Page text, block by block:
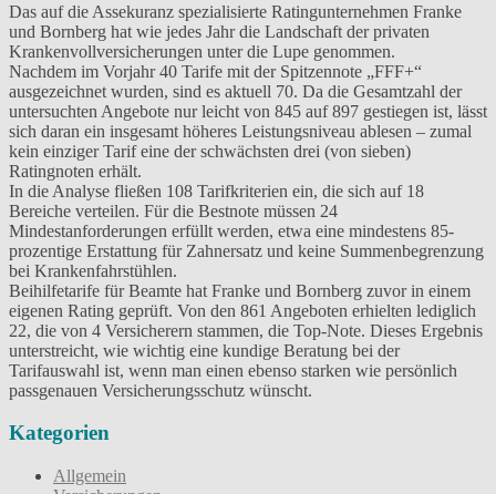
Das auf die Assekuranz spezialisierte Ratingunternehmen Franke
und Bornberg hat wie jedes Jahr die Landschaft der privaten
Krankenvollversicherungen unter die Lupe genommen.
Nachdem im Vorjahr 40 Tarife mit der Spitzennote „FFF+“
ausgezeichnet wurden, sind es aktuell 70. Da die Gesamtzahl der
untersuchten Angebote nur leicht von 845 auf 897 gestiegen ist, lässt
sich daran ein insgesamt höheres Leistungsniveau ablesen – zumal
kein einziger Tarif eine der schwächsten drei (von sieben)
Ratingnoten erhält.
In die Analyse fließen 108 Tarifkriterien ein, die sich auf 18
Bereiche verteilen. Für die Bestnote müssen 24
Mindestanforderungen erfüllt werden, etwa eine mindestens 85-
prozentige Erstattung für Zahnersatz und keine Summenbegrenzung
bei Krankenfahrstühlen.
Beihilfetarife für Beamte hat Franke und Bornberg zuvor in einem
eigenen Rating geprüft. Von den 861 Angeboten erhielten lediglich
22, die von 4 Versicherern stammen, die Top-Note. Dieses Ergebnis
unterstreicht, wie wichtig eine kundige Beratung bei der
Tarifauswahl ist, wenn man einen ebenso starken wie persönlich
passgenauen Versicherungsschutz wünscht.
Kategorien
Allgemein